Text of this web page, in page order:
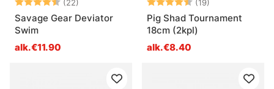
(22)
Savage Gear Deviator
Swim
alk.€11.90
(19)
Pig Shad Tournament
18cm (2kpl)
alk.€8.40